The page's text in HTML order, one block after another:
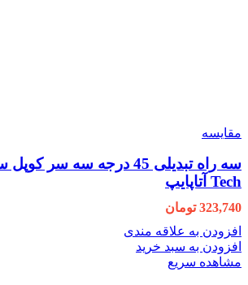
مقایسه
Tech آتاپایپ
323,740 تومان
افزودن به علاقه مندی
افزودن به سبد خرید
مشاهده سریع